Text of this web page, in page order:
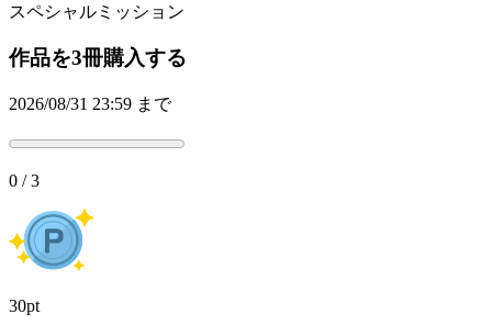
スペシャルミッション
作品を3冊購入する
2026/08/31 23:59 まで
0 / 3
30pt